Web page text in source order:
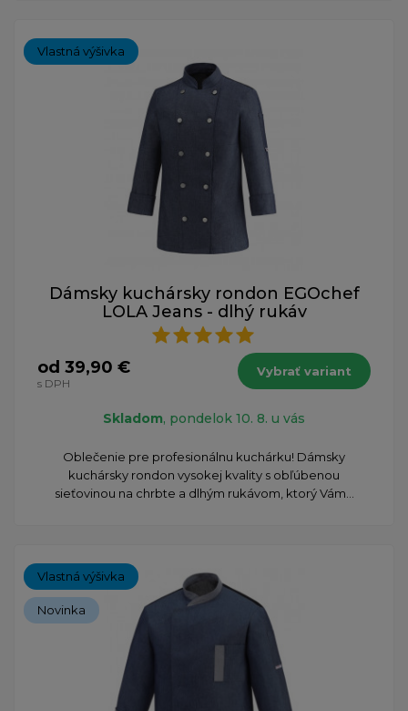
Vlastná výšivka
Dámsky kuchársky rondon EGOchef
LOLA Jeans - dlhý rukáv
od 39,90 €
s DPH
Vybrať variant
Skladom, pondelok 10. 8. u vás
Oblečenie pre profesionálnu kuchárku! Dámsky
kuchársky rondon vysokej kvality s obľúbenou
sieťovinou na chrbte a dlhým rukávom, ktorý Vám...
Vlastná výšivka
Novinka